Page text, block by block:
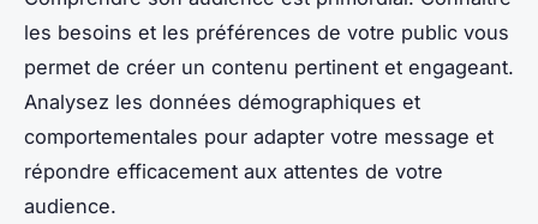
les besoins et les préférences de votre public vous
permet de créer un contenu pertinent et engageant.
Analysez les données démographiques et
comportementales pour adapter votre message et
répondre efficacement aux attentes de votre
audience.